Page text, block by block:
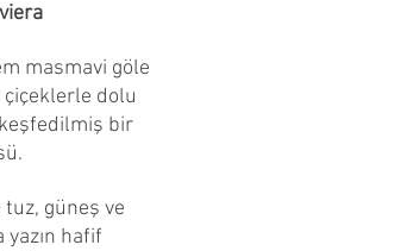
masmavi göle
dolu
bir
güneş ve
hafif